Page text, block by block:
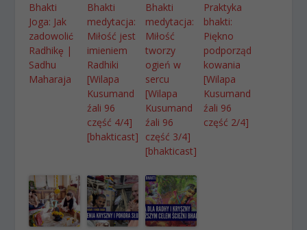
Bhakti
Joga: Jak
zadowolić
Radhikę |
Sadhu
Maharaja
Bhakti
medytacja:
Miłość jest
imieniem
Radhiki
[Wilapa
Kusumand
źali 96
część 4/4]
[bhakticast]
Bhakti
medytacja:
Miłość
tworzy
ogień w
sercu
[Wilapa
Kusumand
źali 96
część 3/4]
[bhakticast]
Praktyka
bhakti:
Piękno
podporząd
kowania
[Wilapa
Kusumand
źali 96
część 2/4]